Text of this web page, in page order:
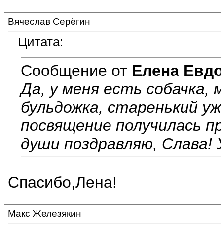
Вячеслав Серёгин
Цитата:
Сообщение от Елена
Да, у меня есть собачка,
бульдожка, старенький
посвящение получилась
души поздравляю, Слава!
Спасибо,Лена!
Макс Железякин